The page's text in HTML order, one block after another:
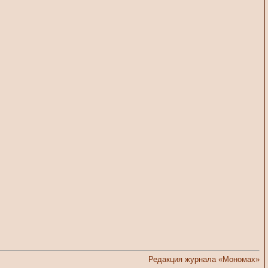
Редакция журнала «Мономах»